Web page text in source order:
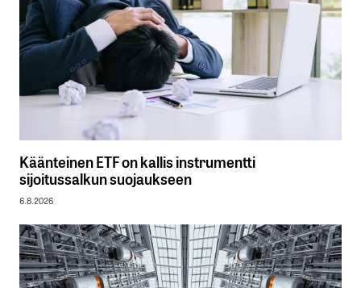
Käänteinen ETF on kallis instrumentti
sijoitussalkun suojaukseen
6.8.2026